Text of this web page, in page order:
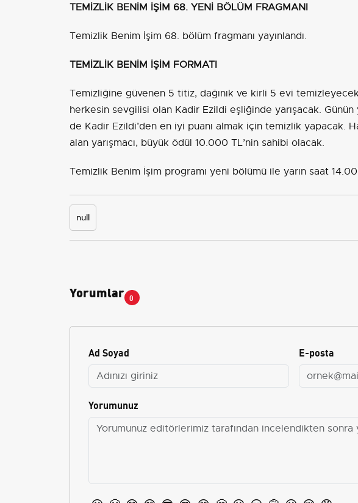
TEMİZLİK BENİM İŞİM 68. YENİ BÖLÜM FRAGMANI
Temizlik Benim İşim 68. bölüm fragmanı yayınlandı.
TEMİZLİK BENİM İŞİM FORMATI
Temizliğine güvenen 5 titiz, dağınık ve kirli 5 evi
herkesin sevgilisi olan Kadir Ezildi eşliğinde yarışacak. Günün
de Kadir Ezildi’den en iyi puanı almak için temizlik yapacak.
alan yarışmacı, büyük ödül 10.000 TL’nin sahibi olacak.
Temizlik Benim İşim programı yeni bölümü ile yarın saat
null
Yorumlar 0
Ad Soyad E-posta
Yorumunuz